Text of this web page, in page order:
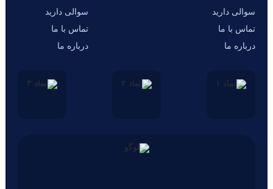
سوالی دارید
تماس با ما
درباره ما
سوالی دارید
تماس با ما
درباره ما